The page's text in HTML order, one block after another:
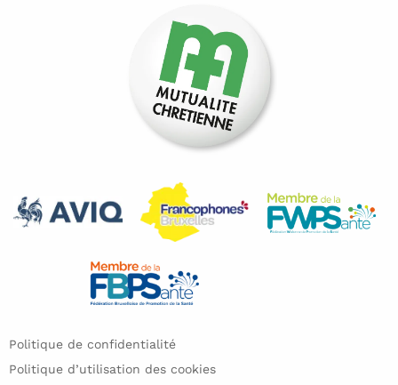
Politique de confidentialité
Politique d’utilisation des cookies